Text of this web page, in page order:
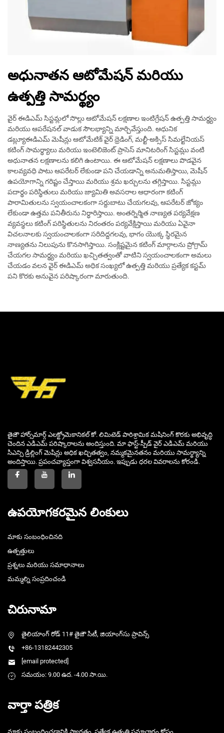
అధునాతన ఆటోమేషన్ మరియు
ఉత్పత్తి సామర్థ్యం
వైర్ ఈడిఎమ్ సిస్టమ్లలో సొల్లు ఆటోమేషన్ లక్షణాల ఇంటిగ్రేషన్ ఉత్పత్తి సామర్థ్యం
మరియు ఆపరేషనల్ వాడుక సౌలభ్యాన్ని మార్చివేస్తుంది. ఆధునిక
డబ్ల్యూఈడిఎమ్ మెషీన్లు ఆటోమేటిక్ వైర్ థ్రెడింగ్, మల్టీ-అక్సిస్ సిమల్టేనియస్
కటింగ్ సామర్థ్యాలు మరియు ఇంటెలిజెంట్ ప్రాసెస్ మానిటరింగ్ సిస్టమ్లు వంటి
అధునాతన లక్షణాలను కలిగి ఉంటాయి. ఈ ఆటోమేషన్ లక్షణాలు పొడవైన
కాలవ్యవధి పాటు ఆపరేటర్ లేకుండా పని చేయడాన్ని అనుమతిస్తాయి, మెషీన్
ఉపయోగాన్ని గరిష్టం చేస్తాయి మరియు శ్రమ ఖర్చులను తగ్గిస్తాయి. సిస్టమ్లు
పదార్థం పరిస్థితులు మరియు జ్యామితి అవసరాల ఆధారంగా కటింగ్
పారామితులను స్వయంచాలకంగా సర్దుబాటు చేయగలవు, ఆపరేటర్ జోక్యం
లేకుండా ఉత్తమ పనితీరును నిర్ధారిస్తాయి. అంతర్నిర్మిత నాణ్యత పర్యవేక్షణ
వ్యవస్థలు కటింగ్ పరిస్థితులను నిరంతరం పర్యవేక్షిస్తాయి మరియు ఏవైనా
విచలనాలకు స్వయంచాలకంగా సరిదిద్దగలవు, భాగం యొక్క స్థిరమైన
నాణ్యతను నిలుపును కొనసాగిస్తాయి. సంక్లిష్టమైన కటింగ్ మార్గాలను ప్రోగ్రామ్
చేయగల సామర్థ్యం మరియు ఖచ్చితత్వంతో వాటిని స్వయంచాలకంగా అమలు
చేయడం వలన వైర్ ఈడిఎమ్ అధిక సంఖ్యలో ఉత్పత్తి మరియు ప్రత్యేక కస్టమ్
పని కొరకు అనువైన పరిష్కారంగా మారుతుంది.
తైజౌ హార్స్‌మార్గ్ ఎలక్ట్రోమెకానికల్ కో. లిమిటెడ్ పారిశ్రామిక మషినింగ్ కొరకు అభివృద్ధి
చెందిన ఎడిఎమ్ పరిష్కారాలను అందిస్తుంది. మా ఫాస్ట్-స్పీడ్ వైర్ ఎడిఎమ్ మరియు
సిఎన్సి డ్రిల్లింగ్ మెషిన్లు అధిక ఖచ్చితత్వం, నమ్మకమైనతనం మరియు సామర్థ్యాన్ని
అందిస్తాయి. ప్రపంచవ్యాప్తంగా విశ్వసనీయం. ఇప్పుడు ధరల వివరాలను కోరండి.
ఉపయోగకరమైన లింకులు
మాకు సంబంధించినది
ఉత్పత్తులు
ప్రశ్నలు మరియు సమాధానాలు
మమ్మల్ని సంప్రదించండి
చిరునామా
తైలియాంగ్ రోడ్ 11# తైజౌ సిటీ, జియాంగ్‌సు ప్రావిన్స్
+86-13182442305
[email protected]
సమయం: 9.00 ఉద. -4.00 సా.యి.
వార్తా పత్రిక